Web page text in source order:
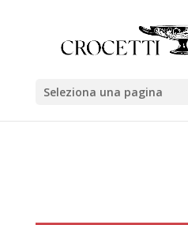
Seleziona una pagina